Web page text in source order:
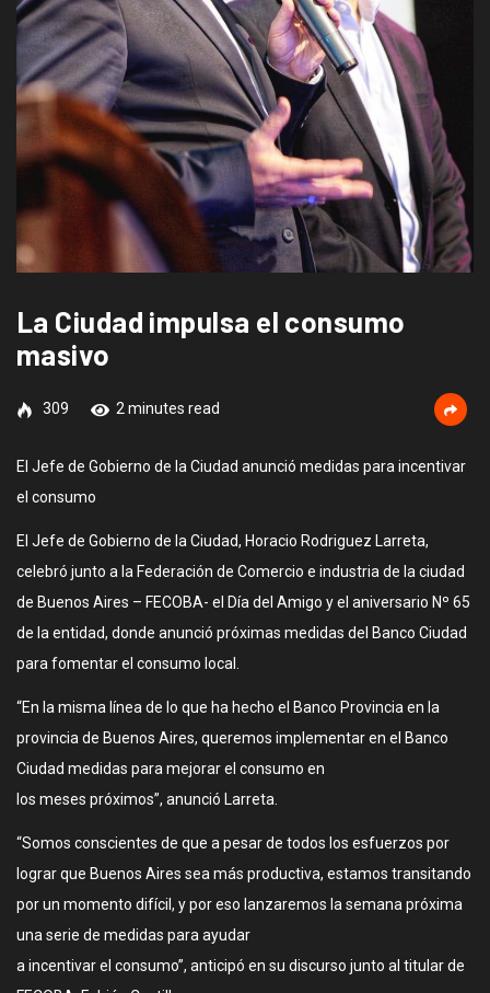
La Ciudad impulsa el consumo
masivo
309 2 minutes read
El Jefe de Gobierno de la Ciudad anunció medidas para incentivar
el consumo
El Jefe de Gobierno de la Ciudad, Horacio Rodriguez Larreta,
celebró junto a la Federación de Comercio e industria de la ciudad
de Buenos Aires – FECOBA- el Día del Amigo y el aniversario Nº 65
de la entidad, donde anunció próximas medidas del Banco Ciudad
para fomentar el consumo local.
“En la misma línea de lo que ha hecho el Banco Provincia en la
provincia de Buenos Aires, queremos implementar en el Banco
Ciudad medidas para mejorar el consumo en
los meses próximos”, anunció Larreta.
“Somos conscientes de que a pesar de todos los esfuerzos por
lograr que Buenos Aires sea más productiva, estamos transitando
por un momento difícil, y por eso lanzaremos la semana próxima
una serie de medidas para ayudar
a incentivar el consumo”, anticipó en su discurso junto al titular de